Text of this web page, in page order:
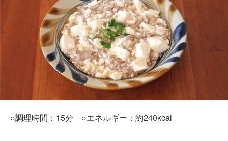
○調理時間：15分 ○エネルギー：約240kcal